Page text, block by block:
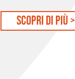
scopri di più >